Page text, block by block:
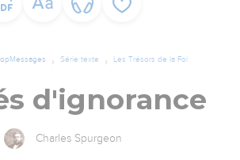
Série texte Les Trésors de la Foi
d'ignorance
Charles Spurgeon